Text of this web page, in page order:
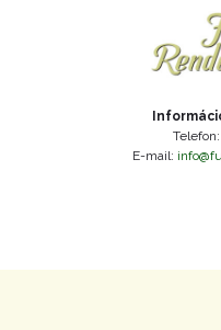
E-mail: